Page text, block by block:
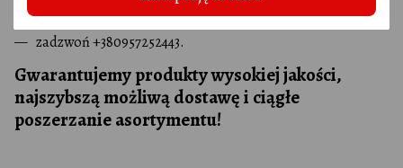
w viber/telegram +380957252443;
zadzwoń +380957252443.
Gwarantujemy produkty wysokiej jakości,
najszybszą możliwą dostawę i ciągłe
poszerzanie asortymentu!